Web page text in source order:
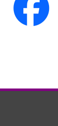
第16回
第15回人
第12回